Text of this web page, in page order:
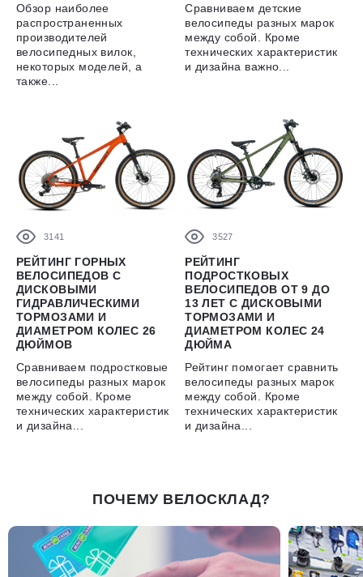
Обзор наиболее
распространенных
производителей
велосипедных вилок,
некоторых моделей, а
также...
Сравниваем детские
велосипеды разных марок
между собой. Кроме
технических характеристик
и дизайна важно...
3141
РЕЙТИНГ ГОРНЫХ
ВЕЛОСИПЕДОВ С
ДИСКОВЫМИ
ГИДРАВЛИЧЕСКИМИ
ТОРМОЗАМИ И
ДИАМЕТРОМ КОЛЕС 26
ДЮЙМОВ
Сравниваем подростковые
велосипеды разных марок
между собой. Кроме
технических характеристик
и дизайна...
3527
РЕЙТИНГ
ПОДРОСТКОВЫХ
ВЕЛОСИПЕДОВ ОТ 9 ДО
13 ЛЕТ С ДИСКОВЫМИ
ТОРМОЗАМИ И
ДИАМЕТРОМ КОЛЕС 24
ДЮЙМА
Рейтинг помогает сравнить
велосипеды разных марок
между собой. Кроме
технических характеристик
и дизайна...
ПОЧЕМУ ВЕЛОСКЛАД?